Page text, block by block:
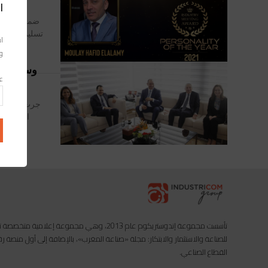
ضمن
تسليم
وسط
جرت،
الجدد
تأسست مجموعة إندوستريكوم عام 2013، وهي مجموعة
للصناعة والاستثمار والابتكار: مجلة «صناعة المغرب»، بالإضافة إلى أول
القطاع الصناعي.